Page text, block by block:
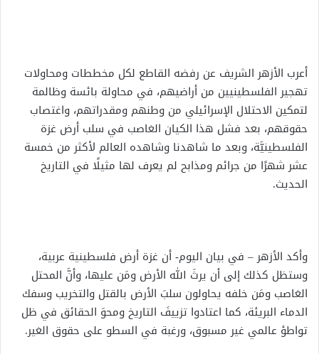
أعرب الأزهر الشريف عن رفضه القاطع لكل مخططات ومحاولات
تهجير الفلسطينيين من أراضيهم، في محاولة بائسة وظالمة
لتمكين الاحتلال الإسرائيلي من وطنهم ومقدراتهم، واغتصاب
حقوقهم، بعد فشل هذا الكيان الغاصب في سلب أرض غزة
الفلسطينيَّة، وبعد ما شاهدنا وشاهده العالم لأكثر من خمسة
عشر شهرًا من جرائم ومذابح لم يعرف لها مثيلًا في التاريخ
الحديث.
وأكد الأزهر – في بيان اليوم- أن غزة أرض فلسطينية عربية،
وستظل كذلك إلى أن يرثَ الله الأرض ومَن عليها، وأنَّ المحتل
الغاصب ومَن خلفه يحاولون سلبَ الأرض بالقتل والتخريب وسفك
الدماء البريئة، كما اعتادوا تزييفَ التاريخ ومحوَ الحقائق في ظل
تواطؤ عالمي غير مسبوق، ورغبة في السطو على حقوق الغير.